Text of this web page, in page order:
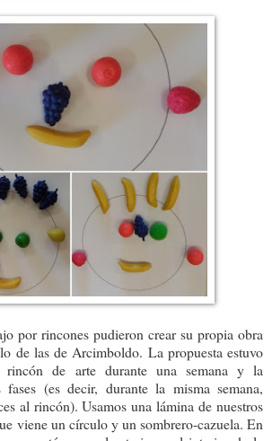
por rincones pudieron crear su propia obra
de las de Arcimboldo. La propuesta estuvo
rincón de arte durante una semana y la
fases (es decir, durante la misma semana,
al rincón). Usamos una lámina de nuestros
viene un círculo y un sombrero-cazuela. En